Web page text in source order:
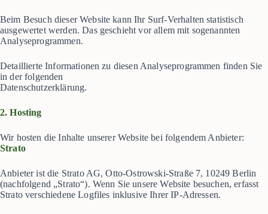
Beim Besuch dieser Website kann Ihr Surf-Verhalten statistisch
ausgewertet werden. Das geschieht vor allem mit sogenannten
Analyseprogrammen.
Detaillierte Informationen zu diesen Analyseprogrammen finden Sie
in der folgenden
Datenschutzerklärung.
2. Hosting
Wir hosten die Inhalte unserer Website bei folgendem Anbieter:
Strato
Anbieter ist die Strato AG, Otto-Ostrowski-Straße 7, 10249 Berlin
(nachfolgend „Strato“). Wenn Sie unsere Website besuchen, erfasst
Strato verschiedene Logfiles inklusive Ihrer IP-Adressen.